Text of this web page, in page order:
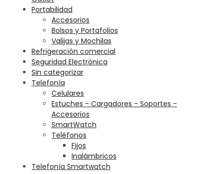
Portabilidad
Accesorios
Bolsos y Portafolios
Valijas y Mochilas
Refrigeración comercial
Seguridad Electrónica
Sin categorizar
Telefonía
Celulares
Estuches - Cargadores - Soportes -
Accesorios
SmartWatch
Teléfonos
Fijos
Inalámbricos
Telefonía Smartwatch